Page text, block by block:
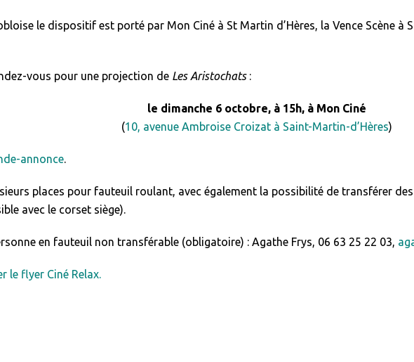
le dispositif est porté par Mon Ciné à St Martin d’Hères, la Vence Scène à
vous pour une projection de Les Aristochats:
le dimanche 6 octobre, à 15h, à Mon Ciné
(10, avenue Ambroise Croizat à Saint-Martin-d’Hères)
annonce.
places pour fauteuil roulant, avec également la possibilité de transférer
avec le corset siège).
en fauteuil non transférable (obligatoire) : Agathe Frys, 06 63 25 22 03,
le flyer Ciné Relax.